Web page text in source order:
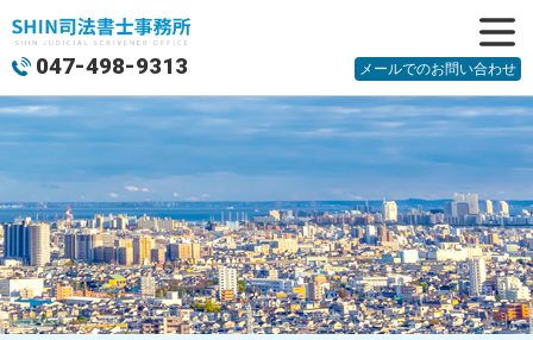
メニュ
ー
047-498-9313 メールでのお問い合わせ